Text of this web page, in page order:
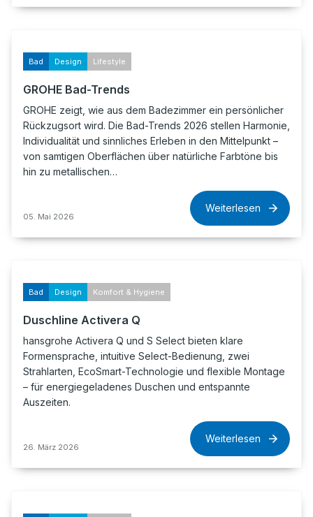
Bad Design Lifestyle
GROHE Bad-Trends
GROHE zeigt, wie aus dem Badezimmer ein persönlicher
Rückzugsort wird. Die Bad-Trends 2026 stellen Harmonie,
Individualität und sinnliches Erleben in den Mittelpunkt –
von samtigen Oberflächen über natürliche Farbtöne bis
hin zu metallischen…
05. Mai 2026
Weiterlesen
Bad Design Komfort & Hygiene
Duschline Activera Q
hansgrohe Activera Q und S Select bieten klare
Formensprache, intuitive Select-Bedienung, zwei
Strahlarten, EcoSmart-Technologie und flexible Montage
– für energiegeladenes Duschen und entspannte
Auszeiten.
26. März 2026
Weiterlesen